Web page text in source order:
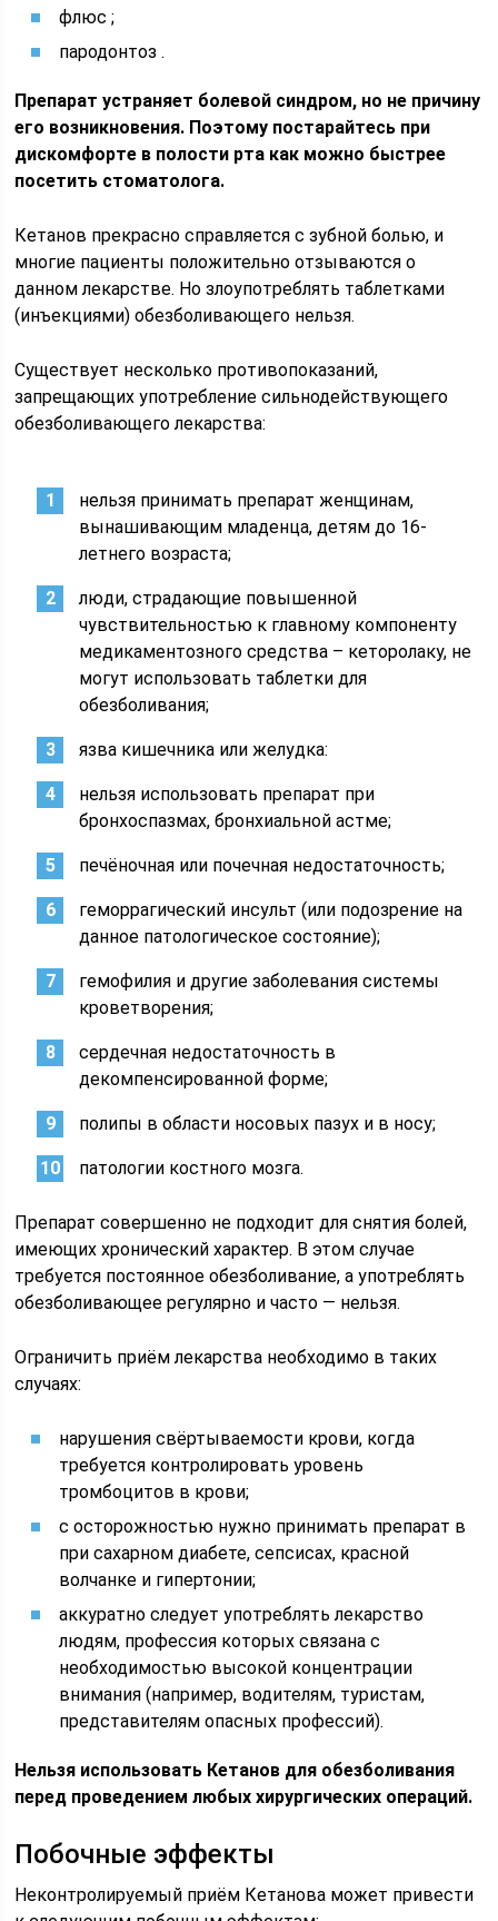
флюс ;
пародонтоз .
Препарат устраняет болевой синдром, но не причину
его возникновения. Поэтому постарайтесь при
дискомфорте в полости рта как можно быстрее
посетить стоматолога.
Кетанов прекрасно справляется с зубной болью, и
многие пациенты положительно отзываются о
данном лекарстве. Но злоупотреблять таблетками
(инъекциями) обезболивающего нельзя.
Существует несколько противопоказаний,
запрещающих употребление сильнодействующего
обезболивающего лекарства:
нельзя принимать препарат женщинам,
вынашивающим младенца, детям до 16-
летнего возраста;
люди, страдающие повышенной
чувствительностью к главному компоненту
медикаментозного средства – кеторолаку, не
могут использовать таблетки для
обезболивания;
язва кишечника или желудка:
нельзя использовать препарат при
бронхоспазмах, бронхиальной астме;
печёночная или почечная недостаточность;
геморрагический инсульт (или подозрение на
данное патологическое состояние);
гемофилия и другие заболевания системы
кроветворения;
сердечная недостаточность в
декомпенсированной форме;
полипы в области носовых пазух и в носу;
патологии костного мозга.
Препарат совершенно не подходит для снятия болей,
имеющих хронический характер. В этом случае
требуется постоянное обезболивание, а употреблять
обезболивающее регулярно и часто — нельзя.
Ограничить приём лекарства необходимо в таких
случаях:
нарушения свёртываемости крови, когда
требуется контролировать уровень
тромбоцитов в крови;
с осторожностью нужно принимать препарат в
при сахарном диабете, сепсисах, красной
волчанке и гипертонии;
аккуратно следует употреблять лекарство
людям, профессия которых связана с
необходимостью высокой концентрации
внимания (например, водителям, туристам,
представителям опасных профессий).
Нельзя использовать Кетанов для обезболивания
перед проведением любых хирургических операций.
Побочные эффекты
Неконтролируемый приём Кетанова может привести